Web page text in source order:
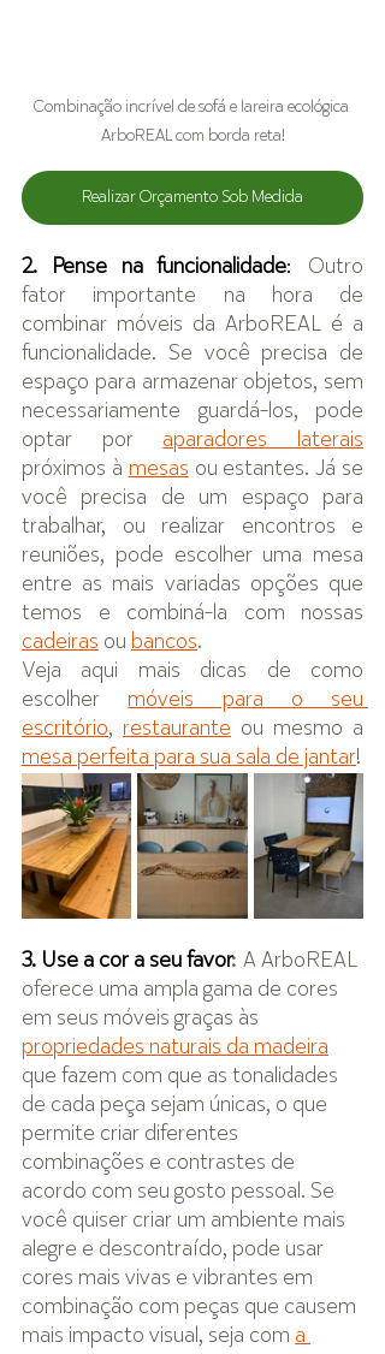
Combinação incrível de sofá e lareira ecológica
ArboREAL com borda reta!
Realizar Orçamento Sob Medida
2. Pense na funcionalidade:
Outro
fator importante na hora de
combinar móveis da ArboREAL é a
funcionalidade. Se você precisa de
espaço para armazenar objetos, sem
necessariamente guardá-los, pode
optar por aparadores laterais
próximos à mesas ou estantes. Já se
você precisa de um espaço para
trabalhar, ou realizar encontros e
reuniões, pode escolher uma mesa
entre as mais variadas opções que
cadeiras ou bancos.
Veja aqui mais dicas de como
escolher móveis para o seu
escritório, restaurante
mesa perfeita para sua sala de jantar!
3. Use a cor a seu favor: A ArboREAL
oferece uma ampla gama de cores
em seus móveis graças às
propriedades naturais da madeira
que fazem com que as tonalidades
de cada peça sejam únicas, o que
permite criar diferentes
combinações e contrastes de
acordo com seu gosto pessoal. Se
você quiser criar um ambiente mais
alegre e descontraído, pode usar
cores mais vivas e vibrantes em
combinação com peças que causem
mais impacto visual, seja com a